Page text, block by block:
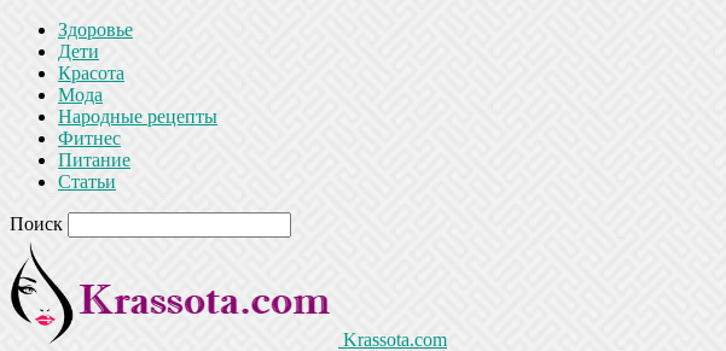
Здоровье
Дети
Красота
Мода
Народные рецепты
Фитнес
Питание
Статьи
Поиск
Krassota.com